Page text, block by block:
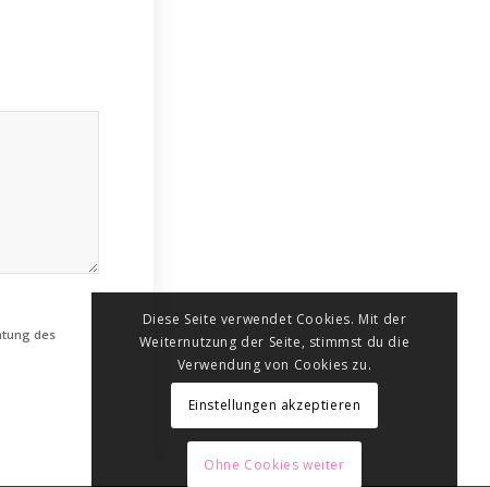
des
Diese Seite verwendet Cookies. Mit der
Weiternutzung der Seite, stimmst du die
Verwendung von Cookies zu.
Einstellungen akzeptieren
Ohne Cookies weiter